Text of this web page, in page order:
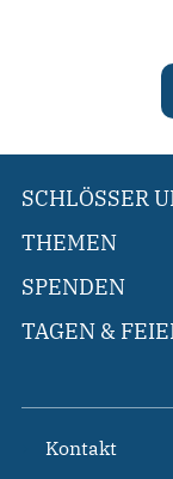
SCHLÖSSER
THEMEN
SPENDEN
TAGEN &
Kontakt